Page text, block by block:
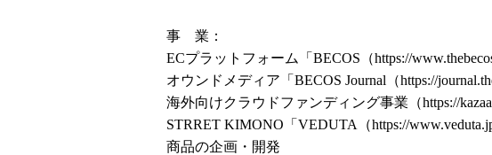
事 業：
ECプラットフォーム「BECOS（https://
オウンドメディア「BECOS Journal（https://
海外向けクラウドファンディング事業（https://
STRRET KIMONO「VEDUTA（https://
商品の企画・開発